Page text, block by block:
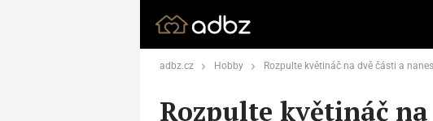
adbz.cz Hobby Rozpulte květináč na dvě části a naneste na ně lepidlo. Vznikne dokonalá dekorace, která bude
Rozpulte květináč